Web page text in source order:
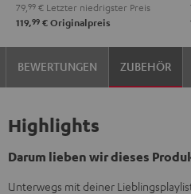
79, 99 € Letzter niedrigster Preis
119,99 € Originalpreis
BEWERTUNGEN ZUBEHÖR
Highlights
Darum lieben wir dieses
Unterwegs mit deiner